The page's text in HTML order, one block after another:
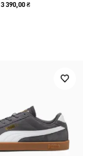
3 390,00 ₴